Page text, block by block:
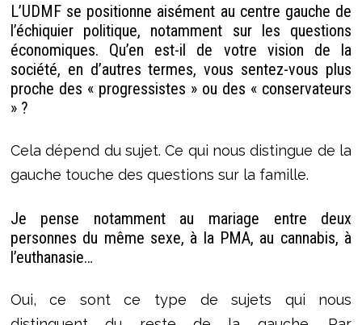
L’UDMF se positionne aisément au centre gauche de
l’échiquier politique, notamment sur les questions
économiques. Qu’en est-il de votre vision de la
société, en d’autres termes, vous sentez-vous plus
proche des « progressistes » ou des « conservateurs
» ?
Cela dépend du sujet. Ce qui nous distingue de la
gauche touche des questions sur la famille.
Je pense notamment au mariage entre deux
personnes du même sexe, à la PMA, au cannabis, à
l’euthanasie…
Oui, ce sont ce type de sujets qui nous